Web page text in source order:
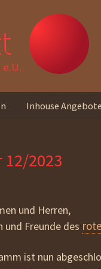
e.U.
Inhouse Angebote
2023
und Herren,
und Freunde des
ist nun